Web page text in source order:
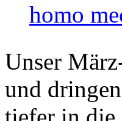
homo
Unser
und